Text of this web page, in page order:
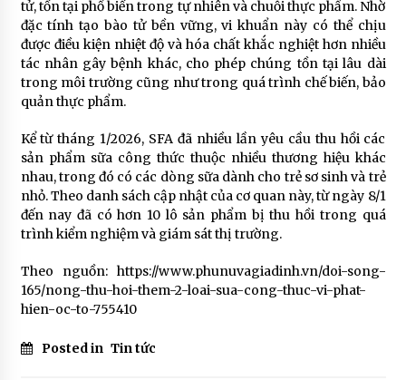
tử, tồn tại phổ biến trong tự nhiên và chuỗi thực phẩm. Nhờ
đặc tính tạo bào tử bền vững, vi khuẩn này có thể chịu
được điều kiện nhiệt độ và hóa chất khắc nghiệt hơn nhiều
tác nhân gây bệnh khác, cho phép chúng tồn tại lâu dài
trong môi trường cũng như trong quá trình chế biến, bảo
quản thực phẩm.
Kể từ tháng 1/2026, SFA đã nhiều lần yêu cầu thu hồi các
sản phẩm sữa công thức thuộc nhiều thương hiệu khác
nhau, trong đó có các dòng sữa dành cho trẻ sơ sinh và trẻ
nhỏ. Theo danh sách cập nhật của cơ quan này, từ ngày 8/1
đến nay đã có hơn 10 lô sản phẩm bị thu hồi trong quá
trình kiểm nghiệm và giám sát thị trường.
Theo nguồn: https://www.phunuvagiadinh.vn/doi-song-
165/nong-thu-hoi-them-2-loai-sua-cong-thuc-vi-phat-
hien-oc-to-755410
Posted in Tin tức